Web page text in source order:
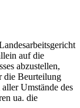
auf die
abzustellen,
die Beurteilung
Umstände des
ua. die